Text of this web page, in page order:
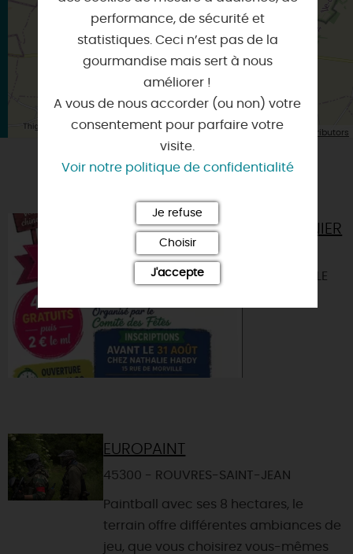
Leaflet | Map data © OpenStreetMap contributors
VIDE GRENIER
THIGNONVILLE
EUROPAINT
45300 - ROUVRES-SAINT-JEAN
Paintball avec ses 8 hectares, le
terrain offre différentes ambiances de
jeu, que vous choisirez vous-mêmes
performance, de sécurité et
statistiques. Ceci n’est pas de la
gourmandise mais sert à nous
améliorer !
A vous de nous accorder (ou non) votre
consentement pour parfaire votre
visite.
Voir notre politique de confidentialité
Je refuse
Choisir
J'accepte